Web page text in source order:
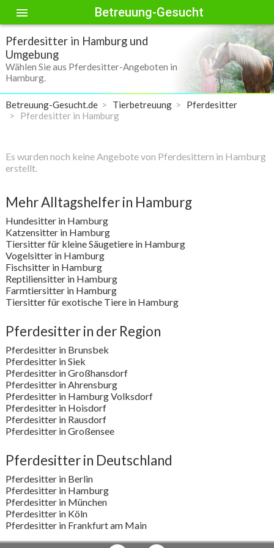
menu Betreuung-Gesucht
Pferdesitter in Hamburg und
Umgebung
Wählen Sie aus Pferdesitter-Angeboten in
Hamburg.
Betreuung-Gesucht.de Tierbetreuung
Pferdesitter
Pferdesitter in Hamburg
Es wurden noch keine Angebote von Pferdesittern in Hamburg
erstellt.
Mehr Alltagshelfer in Hamburg
Hundesitter in Hamburg
Katzensitter in Hamburg
Tiersitter für kleine Säugetiere in Hamburg
Vogelsitter in Hamburg
Fischsitter in Hamburg
Reptiliensitter in Hamburg
Farmtiersitter in Hamburg
Tiersitter für exotische Tiere in Hamburg
Pferdesitter in der Region
Pferdesitter in Brunsbek
Pferdesitter in Siek
Pferdesitter in Großhansdorf
Pferdesitter in Ahrensburg
Pferdesitter in Hamburg Volksdorf
Pferdesitter in Hoisdorf
Pferdesitter in Rausdorf
Pferdesitter in Großensee
Pferdesitter in Deutschland
Pferdesitter in Berlin
Pferdesitter in Hamburg
Pferdesitter in München
Pferdesitter in Köln
Pferdesitter in Frankfurt am Main